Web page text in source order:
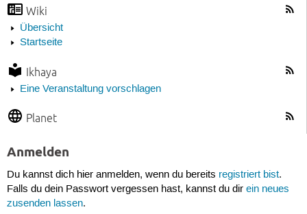
Wiki
Übersicht
Startseite
Ikhaya
Eine Veranstaltung vorschlagen
Planet
Anmelden
Du kannst dich hier anmelden, wenn du bereits registriert bist.
Falls du dein Passwort vergessen hast, kannst du dir ein neues
zusenden lassen.